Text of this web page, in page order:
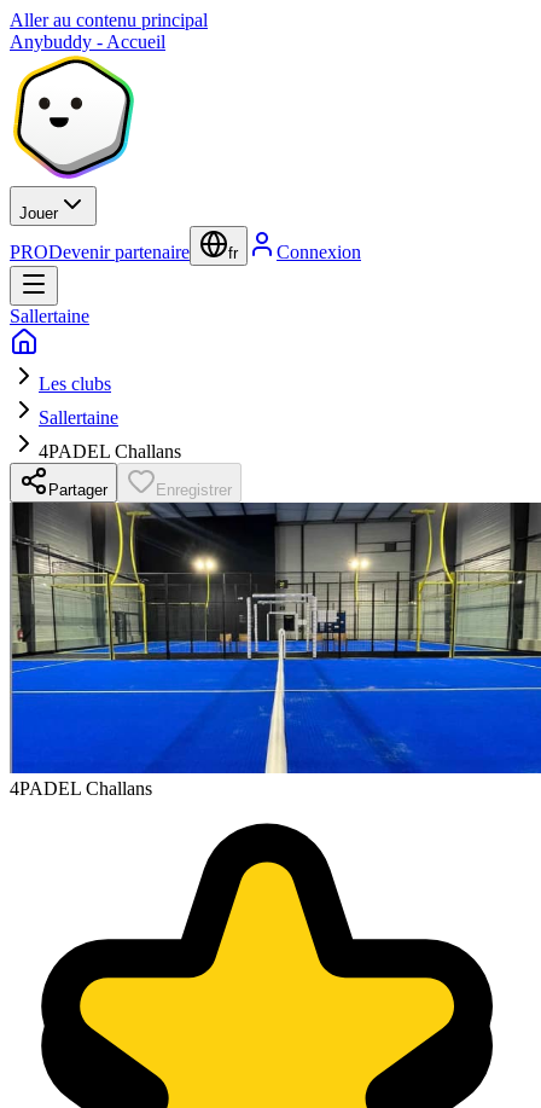
Aller au contenu principal
Anybuddy - Accueil
Jouer
PRODevenir partenaire fr Connexion
Sallertaine
Les clubs
Sallertaine
4PADEL Challans
Partager Enregistrer
4PADEL Challans